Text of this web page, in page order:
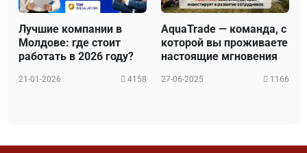
Лучшие компании в
Молдове: где стоит
работать в 2026 году?
21-01-2026 4158
AquaTrade — команда, с
которой вы проживаете
настоящие мгновения
27-06-2025 1166